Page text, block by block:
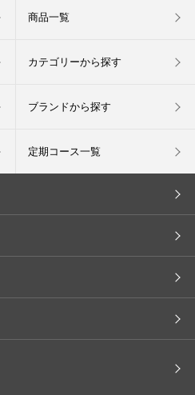
商品一覧
カテゴリーから探す
ブランドから探す
定期コース一覧